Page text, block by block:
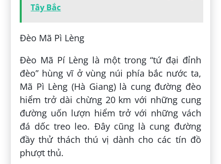
Tây Bắc
Đèo Mã Pì Lèng
Đèo Mã Pí Lèng là một trong “tứ đại đỉnh
đèo” hùng vĩ ở vùng núi phía bắc nước ta,
Mã Pì Lèng (Hà Giang) là cung đường đèo
hiểm trở dài chừng 20 km với những cung
đường uốn lượn hiểm trở với những vách
đá dốc treo leo. Đây cũng là cung đường
đầy thử thách thú vị dành cho các tín đồ
phượt thủ.